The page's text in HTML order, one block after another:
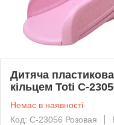
Дитяча
кільцем Toti C-
Немає в наявності
Код: C-23056 Розовая